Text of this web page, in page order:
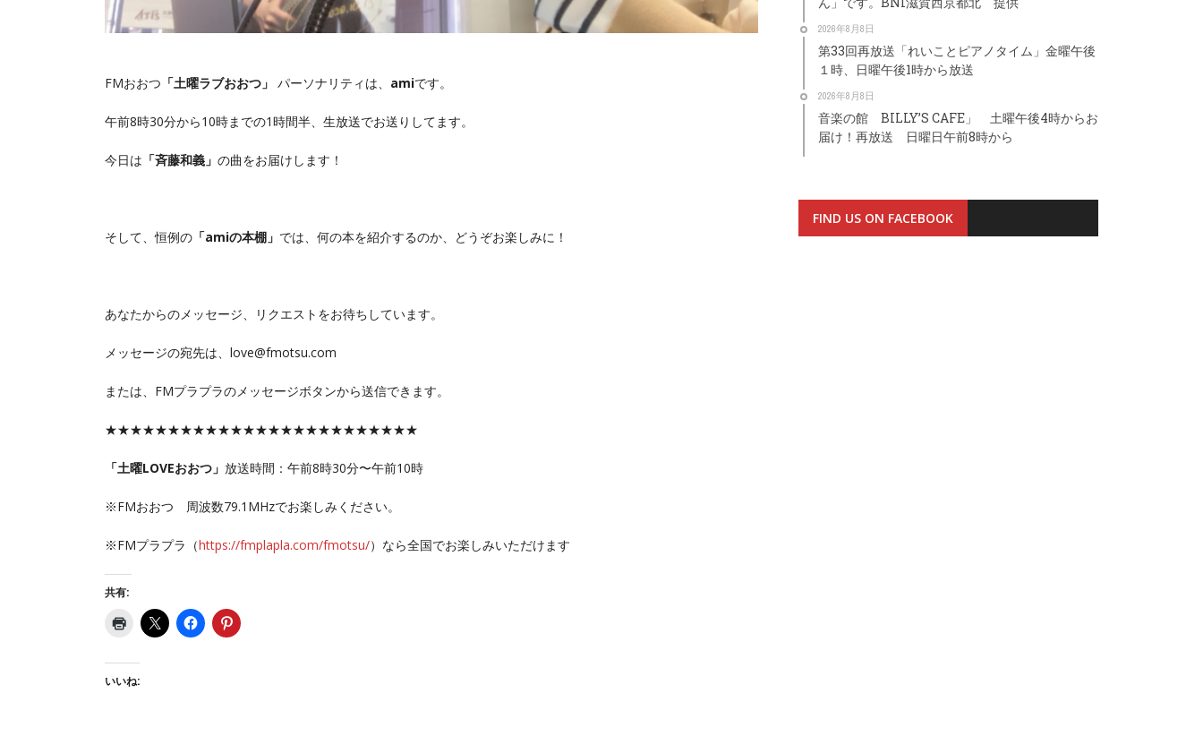
FMおおつ 「土曜ラブおおつ」 パーソナリティは、 amiです。
午前8時30分から10時までの1時間半、生放送でお送りしてます。
今日は 「斉藤和義」 の曲をお届けします！
そして、恒例の 「amiの本棚」 では、何の本を紹介するのか、どうぞお楽しみに！
あなたからのメッセージ、リクエストをお待ちしています。
メッセージの宛先は、love@fmotsu.com
または、FMプラプラのメッセージボタンから送信できます。
★★★★★★★★★★★★★★★★★★★★★★★★★
「土曜LOVEおおつ」 放送時間：午前8時30分〜午前10時
※FMおおつ 周波数79.1MHzでお楽しみください。
※FMプラプラ（https://fmplapla.com/fmotsu/）なら全国でお楽しみいただけます
共有:
いいね:
2026年8月8日
第33回再放送「れいことピアノタイム」金曜午後
１時、日曜午後1時から放送
2026年8月8日
音楽の館 BILLY’S CAFE」 土曜午後4時からお
届け！再放送 日曜日午前8時から
FIND US ON FACEBOOK